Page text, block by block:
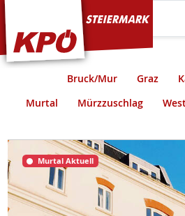
KPÖ Steiermark
Bruck/Mur Graz
Murtal
Mürzzuschlag
Murtal Aktuell